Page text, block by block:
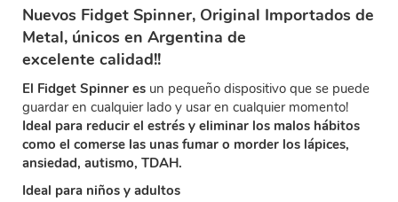
Nuevos Fidget Spinner, Original Importados de
Metal, únicos en Argentina de
excelente calidad!!
El Fidget Spinner es un pequeño dispositivo que se puede
guardar en cualquier lado y usar en cualquier momento!
Ideal para reducir el estrés y eliminar los malos hábitos
como el comerse las unas fumar o morder los lápices,
ansiedad, autismo, TDAH.
Ideal para niños y adultos